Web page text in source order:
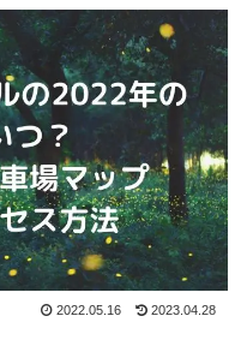
2022.05.16 2023.04.28